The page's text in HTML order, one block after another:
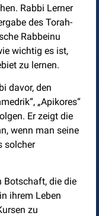
Rabbi Lerner
des Torah-
Rabbeinu
wichtig es ist,
zu lernen.
davor, den
„Apikores“
Er zeigt die
wenn man seine
solcher
Botschaft, die die
ihrem Leben
zu